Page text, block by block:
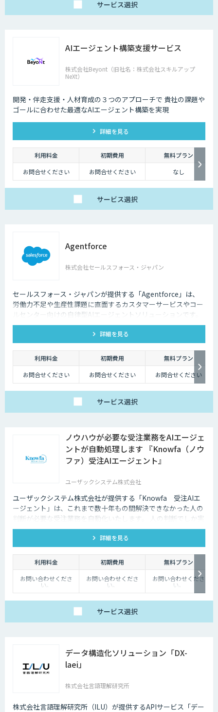
サービス選択
AIエージェント構築支援サービス
株式会社Beyont（旧社名：株式会社スキルアップ
NeXt）
開発・伴走支援・人材育成の３つのアプローチで 貴社の課題や
ゴールに合わせた最適なAIエージェント構築を実現
詳細を見る
利用料金 初期費用
無料プラン
お問合せください
お問合せください なし
サービス選択
Agentforce
株式会社セールスフォース・ジャパン
セールスフォース・ジャパンが提供する「Agentforce」は、
労働力不足や生産性課題に直面するカスタマーサービスやコー
ルセンター向けの自律型AIエージェントソリューションです。
顧客データのあるCRM上につくることで、顧客一人ひとりにパ
ーソナライズされた対応を可能にし、業務効率化と顧客体験向
上を実現します。
詳細を見る
利用料金 初期費用
無料プラン
お問合せください
お問合せください お問合せください
サービス選択
ノウハウが必要な受注業務をAIエージェ
ントが自動処理します 『Knowfa（ノウ
ファ）受注AIエージェント』
ユーザックシステム株式会社
ユーザックシステム株式会社が提供する「Knowfa 受注AIエ
ージェント」は、これまで数十年もの間解決できなかった人の
判断が必要な受注業務を自動化いたします。 人の判断でしか実
施できないからこそ、売上が増えると働き方が悪化する。 この
ようなジレンマもKnowfa 受注AIエージェントが解決します。
詳細を見る
利用料金 初期費用
無料プラン
お問い合わせくださ
い。
お問い合わせくださ
い。
お問い合わせくださ
い。
サービス選択
データ構造化ソリューション「DX-
laei」
株式会社言語理解研究所
株式会社言語理解研究所（ILU）が提供するAPIサービス「デー